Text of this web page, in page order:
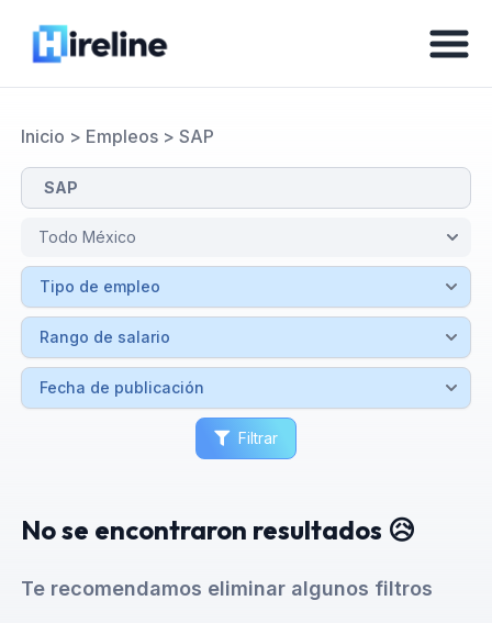
Inicio > Empleos> SAP
Filtrar
No se encontraron resultados 😥
Te recomendamos eliminar algunos filtros